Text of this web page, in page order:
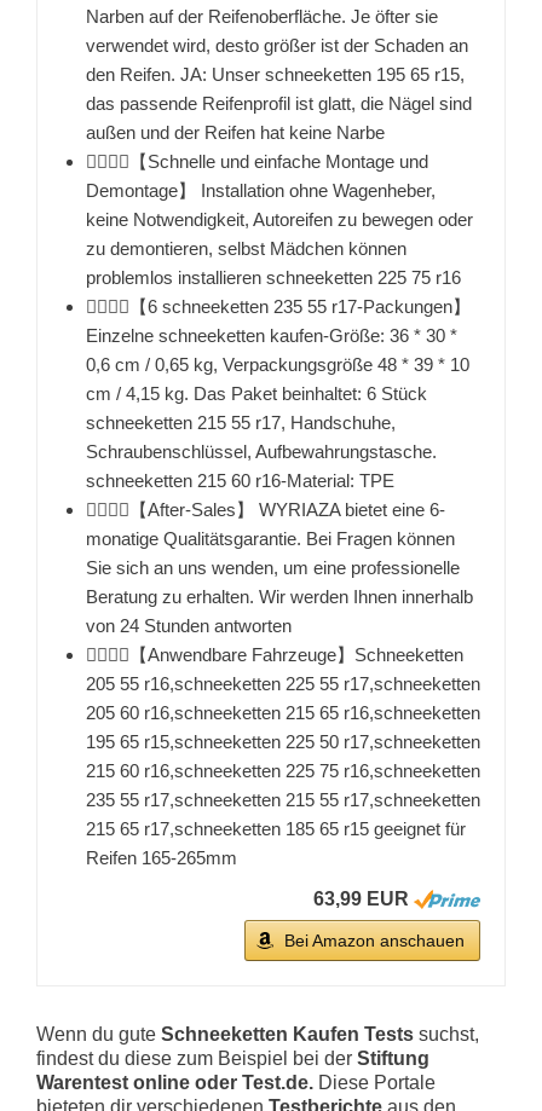
Narben auf der Reifenoberfläche. Je öfter sie
verwendet wird, desto größer ist der Schaden an
den Reifen. JA: Unser schneeketten 195 65 r15,
das passende Reifenprofil ist glatt, die Nägel sind
außen und der Reifen hat keine Narbe
👉🏻👉🏻【Schnelle und einfache Montage und
Demontage】 Installation ohne Wagenheber,
keine Notwendigkeit, Autoreifen zu bewegen oder
zu demontieren, selbst Mädchen können
problemlos installieren schneeketten 225 75 r16
👉🏻👉🏻【6 schneeketten 235 55 r17-Packungen】
Einzelne schneeketten kaufen-Größe: 36 * 30 *
0,6 cm / 0,65 kg, Verpackungsgröße 48 * 39 * 10
cm / 4,15 kg. Das Paket beinhaltet: 6 Stück
schneeketten 215 55 r17, Handschuhe,
Schraubenschlüssel, Aufbewahrungstasche.
schneeketten 215 60 r16-Material: TPE
👉🏻👉🏻【After-Sales】 WYRIAZA bietet eine 6-
monatige Qualitätsgarantie. Bei Fragen können
Sie sich an uns wenden, um eine professionelle
Beratung zu erhalten. Wir werden Ihnen innerhalb
von 24 Stunden antworten
👉🏻👉🏻【Anwendbare Fahrzeuge】Schneeketten
205 55 r16,schneeketten 225 55 r17,schneeketten
205 60 r16,schneeketten 215 65 r16,schneeketten
195 65 r15,schneeketten 225 50 r17,schneeketten
215 60 r16,schneeketten 225 75 r16,schneeketten
235 55 r17,schneeketten 215 55 r17,schneeketten
215 65 r17,schneeketten 185 65 r15 geeignet für
Reifen 165-265mm
63,99 EUR
Bei Amazon anschauen
Wenn du gute Schneeketten Kaufen Tests suchst,
findest du diese zum Beispiel bei der Stiftung
Warentest online oder Test.de. Diese Portale